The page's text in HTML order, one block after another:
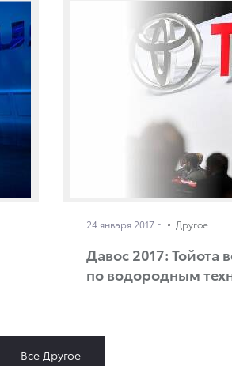
24 января 2017 г. Другое
Давос 2017: Тойота
по водородным
Все Другое